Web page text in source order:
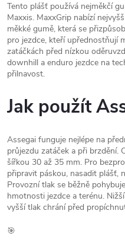
Tento plášť používá nejměkčí
Maxxis. MaxxGrip nabízí
měkké gumě, která se
pro jezdce, kteří upřednostňují
zatáčkách před nízkou
downhill a enduro jezdce na
přilnavost.
Jak použít
Assegai funguje nejlépe na
průjezdu zatáček a při brzdění.
šířkou 30 až 35 mm. Pro
připravit páskou, nasadit plášť,
Provozní tlak se běžně
hmotnosti jezdce a terénu.
vyšší tlak chrání před
🎯